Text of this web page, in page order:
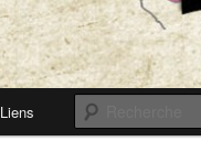
Liens